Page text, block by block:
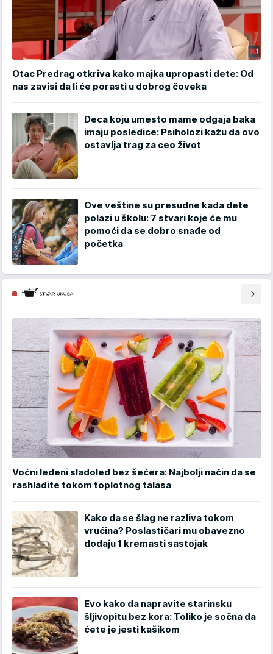
Otac Predrag otkriva kako majka upropasti dete: Od
nas zavisi da li će porasti u dobrog čoveka
Deca koju umesto mame odgaja baka
imaju posledice: Psiholozi kažu da ovo
ostavlja trag za ceo život
Ove veštine su presudne kada dete
polazi u školu: 7 stvari koje će mu
pomoći da se dobro snađe od
početka
Voćni ledeni sladoled bez šećera: Najbolji način da se
rashladite tokom toplotnog talasa
Kako da se šlag ne razliva tokom
vrućina? Poslastičari mu obavezno
dodaju 1 kremasti sastojak
Evo kako da napravite starinsku
šljivopitu bez kora: Toliko je sočna da
ćete je jesti kašikom